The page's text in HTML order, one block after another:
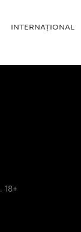
INTERNAŢIONAL
18+